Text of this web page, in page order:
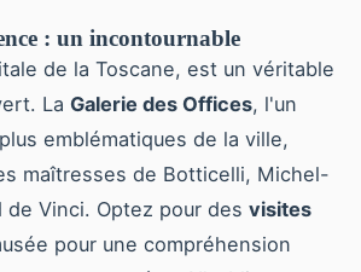
: un incontournable
de la Toscane, est un véritable
La Galerie des Offices, l'un
emblématiques de la ville,
maîtresses de Botticelli, Michel-
de Vinci. Optez pour des visites
pour une compréhension